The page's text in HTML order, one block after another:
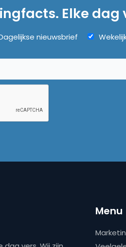
Elke dag
nieuwsbrief
Menu